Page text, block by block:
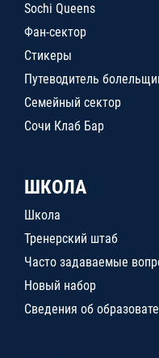
Sochi Queens
Фан-сектор
Стикеры
Путеводитель
Семейный сектор
Сочи Клаб Бар
ШКОЛА
Школа
Тренерский штаб
Часто задаваемые
Новый набор
Сведения об